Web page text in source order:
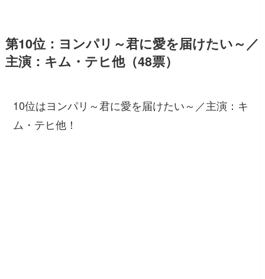
第10位：ヨンパリ～君に愛を届けたい～／
主演：キム・テヒ他（48票）
10位はヨンパリ～君に愛を届けたい～／主演：キ
ム・テヒ他！